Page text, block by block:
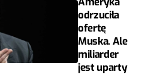
odrzuciła
ofertę
Muska. Ale
miliarder
jest uparty